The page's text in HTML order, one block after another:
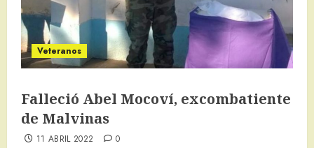
Veteranos
Falleció Abel Mocoví, excombatiente
de Malvinas
11 ABRIL 2022 0